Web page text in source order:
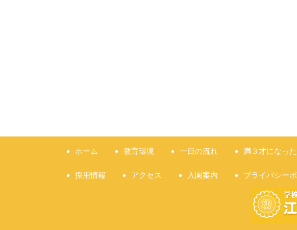
ホーム 教育環境 一日の流れ 満３才になっ
採用情報 アクセス 入園案内 プライバシー